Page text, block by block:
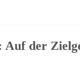
Auf der